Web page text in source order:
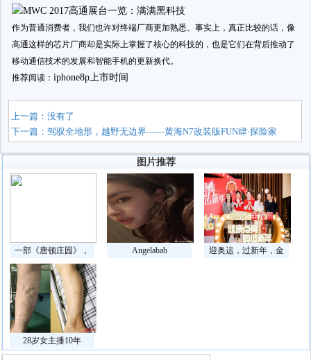
作为普通消费者，我们也许对终端厂商更加熟悉。事实上，真正比较的话，像
高通这样的芯片厂商却是实际上掌握了核心的科技的，也是它们在背后推动了
移动通信技术的发展和智能手机的更新换代。
推荐阅读： iphone8p上市时间
上一篇：没有了
下一篇：驾驭全地形，越野无边界——黄海N7改装版FUN肆·探险家
图片推荐
一部《唐顿庄园》， Angelabab 迎奥运，过新年，金
28岁女主播10年